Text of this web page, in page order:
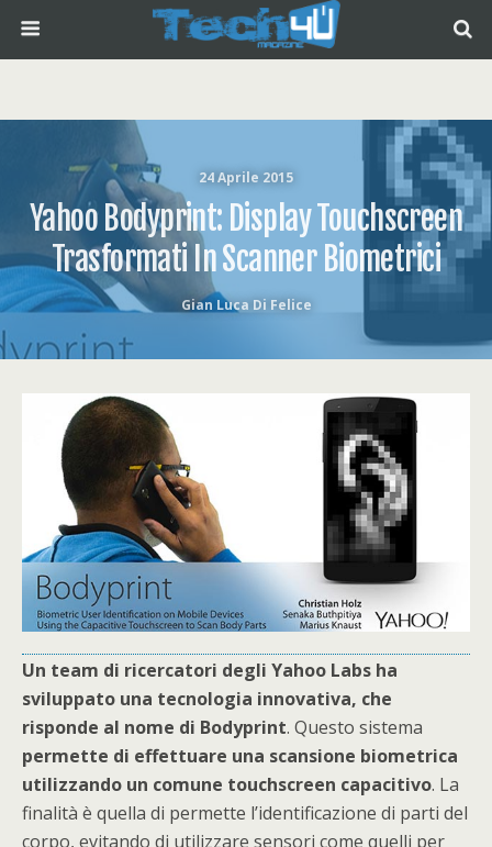
24 Aprile 2015
Yahoo Bodyprint: Display Touchscreen
Trasformati In Scanner Biometrici
Gian Luca Di Felice
Un team di ricercatori degli Yahoo Labs ha
sviluppato una tecnologia innovativa, che
risponde al nome di Bodyprint. Questo sistema
permette di effettuare una scansione biometrica
utilizzando un comune touchscreen capacitivo. La
finalità è quella di permette l’identificazione di parti del
corpo, evitando di utilizzare sensori come quelli per